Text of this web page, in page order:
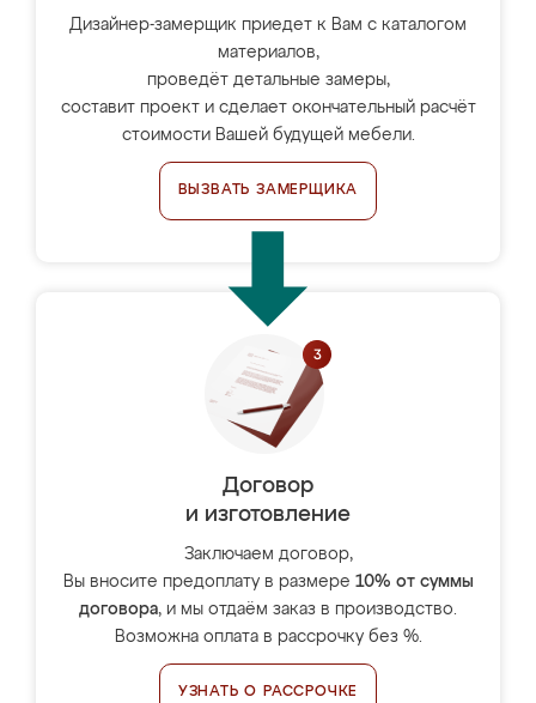
Дизайнер-замерщик приедет к Вам с каталогом
материалов,
проведёт детальные замеры,
составит проект и сделает окончательный расчёт
стоимости Вашей будущей мебели.
ВЫЗВАТЬ ЗАМЕРЩИКА
Договор
и изготовление
Заключаем договор,
Вы вносите предоплату в размере 10% от суммы
договора, и мы отдаём заказ в производство.
Возможна оплата в рассрочку без %.
УЗНАТЬ О РАССРОЧКЕ